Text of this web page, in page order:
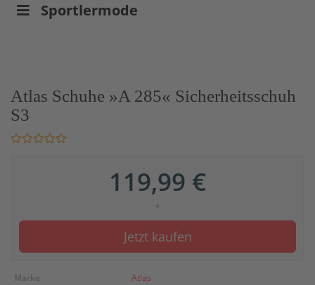
Sportlermode
Atlas Schuhe »A 285« Sicherheitsschuh
S3
119,99 €
*
Jetzt kaufen
Marke
Atlas